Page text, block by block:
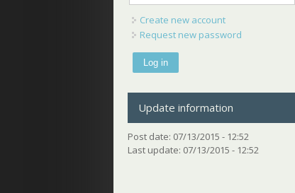
Create new account
Request new password
Update information
Post date: 07/13/2015 - 12:52
Last update: 07/13/2015 - 12:52